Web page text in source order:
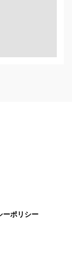
ーポリシー